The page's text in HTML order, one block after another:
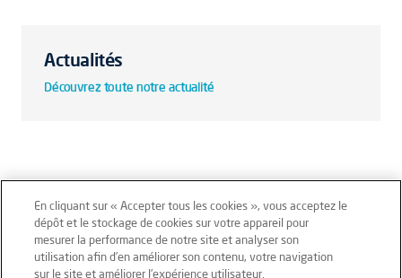
Actualités
Découvrez toute notre actualité
Mentions légales Conditions générales
En cliquant sur « Accepter tous les cookies », vous acceptez le
dépôt et le stockage de cookies sur votre appareil pour
mesurer la performance de notre site et analyser son
utilisation afin d’en améliorer son contenu, votre navigation
sur le site et améliorer l’expérience utilisateur.